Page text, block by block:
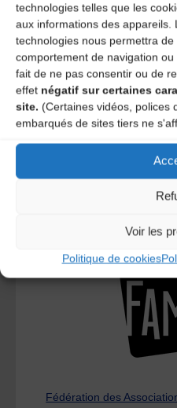
technologies telles que les
aux informations des appareils.
technologies nous permettra
comportement de navigation
fait de ne pas consentir ou de
effet négatif sur certaines
site. (Certaines vidéos, polices
embarqués de sites tiers ne
Voir les
Politique de cookies
Fédération des